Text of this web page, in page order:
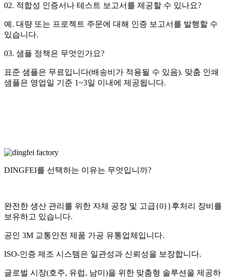
02. 적합성 인증서나 테스트 보고서를 제공할 수 있나요?
예. 대량 또는 프로젝트 주문에 대해 인증 보고서를 발행할 수
있습니다.
03. 샘플 정책은 무엇인가요?
표준 샘플은 무료입니다(배송비가 적용될 수 있음). 맞춤 인쇄
샘플은 영업일 기준 1~3일 이내에 제공됩니다.
DINGFEI를 선택하는 이유는 무엇입니까?
완전한 생산 관리를 위한 자체 공장 및 고급{0}}후처리 장비를
보유하고 있습니다.
공인 3M 교통안전 제품 가공 유통업체입니다.
ISO-인증 제조 시스템은 일관성과 신뢰성을 보장합니다.
글로벌 시장(호주, 유럽, 남미)을 위한 맞춤형 솔루션을 제공하